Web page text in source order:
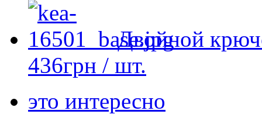
Двойной
436грн / шт.
это интересно